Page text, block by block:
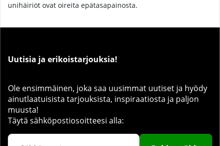
unihäiriöt ovat oireita epätasapainosta.
Uutisia ja erikoistarjouksia!
Ole ensimmäinen, joka saa uusimmat uutiset ja hyödy
ainutlaatuisista tarjouksista, inspiraatiosta ja paljon
muusta!
Täytä sähköpostiosoitteesi alla: